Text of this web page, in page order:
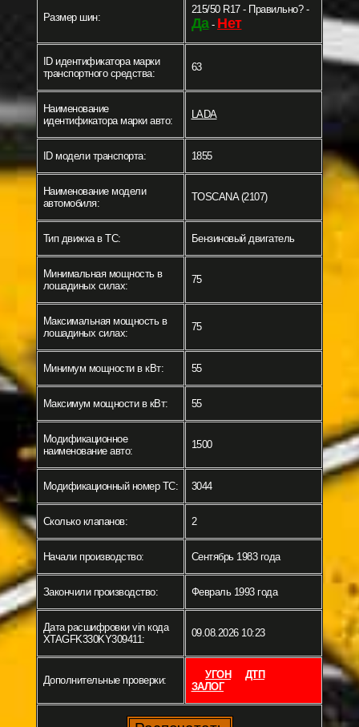
Размер шин:
215/50 R17 - Правильно? -
Да- Нет
ID идентификатора марки
транспортного средства:
63
Наименование
идентификатора марки авто:
LADA
ID модели транспорта: 1855
Наименование модели
автомобиля:
TOSCANA (2107)
Тип движка в ТС: Бензиновый двигатель
Минимальная мощность в
лошадиных силах:
75
Максимальная мощность в
лошадиных силах:
75
Минимум мощности в кВт: 55
Максимум мощности в кВт: 55
Модификационное
наименование авто:
1500
Модификационный номер ТС: 3044
Сколько клапанов: 2
Начали производство: Сентябрь 1983 года
Закончили производство: Февраль 1993 года
Дата расшифровки vin кода
XTAGFK330KY309411:
09.08.2026 10:23
Дополнительные проверки: УГОН
ДТП
ЗАЛОГ